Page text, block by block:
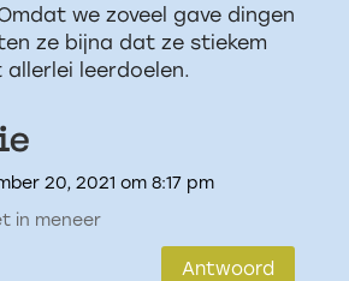
we zoveel gave dingen
ze bijna dat ze stiekem
allerlei leerdoelen.
20, 2021 om 8:17 pm
in meneer
Antwoord